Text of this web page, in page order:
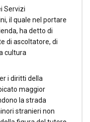
Servizi
il quale nel portare
ha detto di
di ascoltatore, di
cultura
i diritti della
maggior
la strada
stranieri non